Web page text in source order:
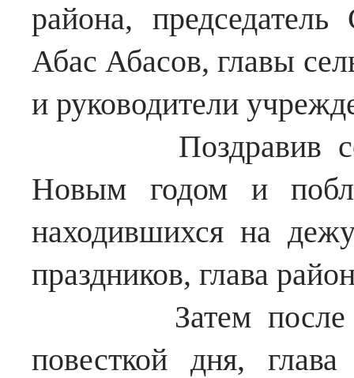
района,
Абас Абасов, главы
и руководители
Поздравив
Новым годом и
находившихся на
праздников, глава
Затем после
повесткой дня,